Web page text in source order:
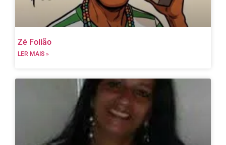
Zé Folião
LER MAIS »